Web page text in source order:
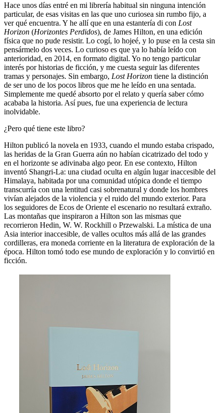
Hace unos días entré en mi librería habitual sin ninguna intención
particular, de esas visitas en las que uno curiosea sin rumbo fijo, a
ver qué encuentra. Y he allí que en una estantería di con Lost
Horizon (Horizontes Perdidos), de James Hilton, en una edición
física que no pude resistir. Lo cogí, lo hojeé, y lo puse en la cesta sin
pensármelo dos veces. Lo curioso es que ya lo había leído con
anterioridad, en 2014, en formato digital. Yo no tengo particular
interés por historias de ficción, y me cuesta seguir las diferentes
tramas y personajes. Sin embargo, Lost Horizon tiene la distinción
de ser uno de los pocos libros que me he leído en una sentada.
Simplemente me quedé absorto por el relato y quería saber cómo
acababa la historia. Así pues, fue una experiencia de lectura
inolvidable.
¿Pero qué tiene este libro?
Hilton publicó la novela en 1933, cuando el mundo estaba crispado,
las heridas de la Gran Guerra aún no habían cicatrizado del todo y
en el horizonte se adivinaba algo peor. En ese contexto, Hilton
inventó Shangri-La: una ciudad oculta en algún lugar inaccesible del
Himalaya, habitada por una comunidad utópica donde el tiempo
transcurría con una lentitud casi sobrenatural y donde los hombres
vivían alejados de la violencia y el ruido del mundo exterior. Para
los seguidores de Ecos de Oriente el escenario no resultará extraño.
Las montañas que inspiraron a Hilton son las mismas que
recorrieron Hedin, W. W. Rockhill o Przewalski. La mística de una
Asia interior inaccesible, de valles ocultos más allá de las grandes
cordilleras, era moneda corriente en la literatura de exploración de la
época. Hilton tomó todo ese mundo de exploración y lo convirtió en
ficción.